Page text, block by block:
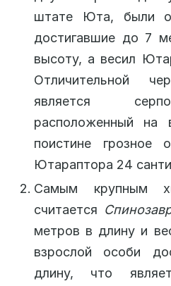
штате Юта, были
достигавшие до 7
высоту, а весил
Отличительной
является
расположенный на
поистине грозное
Ютараптора 24
Самым крупным
считается
метров в длину и
взрослой особи
длину, что